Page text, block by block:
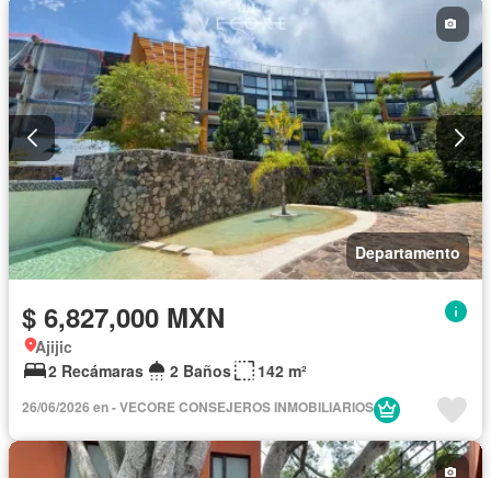
Departamento
$ 6,827,000 MXN
Ajijic
2 Recámaras
2 Baños 142 m²
26/06/2026 en - VECORE CONSEJEROS INMOBILIARIOS